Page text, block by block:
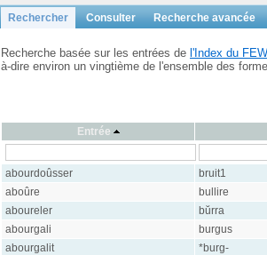
Rechercher Consulter Recherche avancée
Recherche basée sur les entrées de l'Index du FEW
à-dire environ un vingtième de l'ensemble des
Entrée
abourdoûsser bruit1
aboûre
bullire
aboureler
bŭrra
abourgali
burgus
abourgalit
*burg-